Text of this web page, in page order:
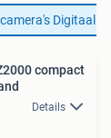
Digitaal
compact
Details